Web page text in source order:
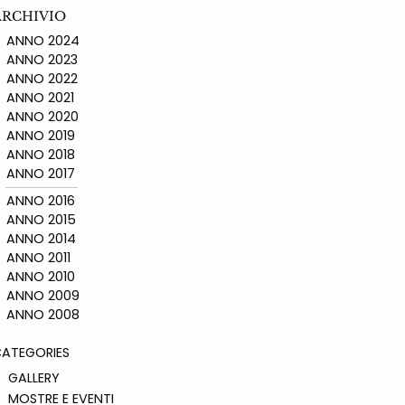
2024
2023
2022
2021
2020
2019
2018
2017
2016
2015
2014
2011
2010
2009
2008
GALLERY
MOSTRE E EVENTI